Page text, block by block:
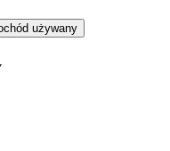
używany